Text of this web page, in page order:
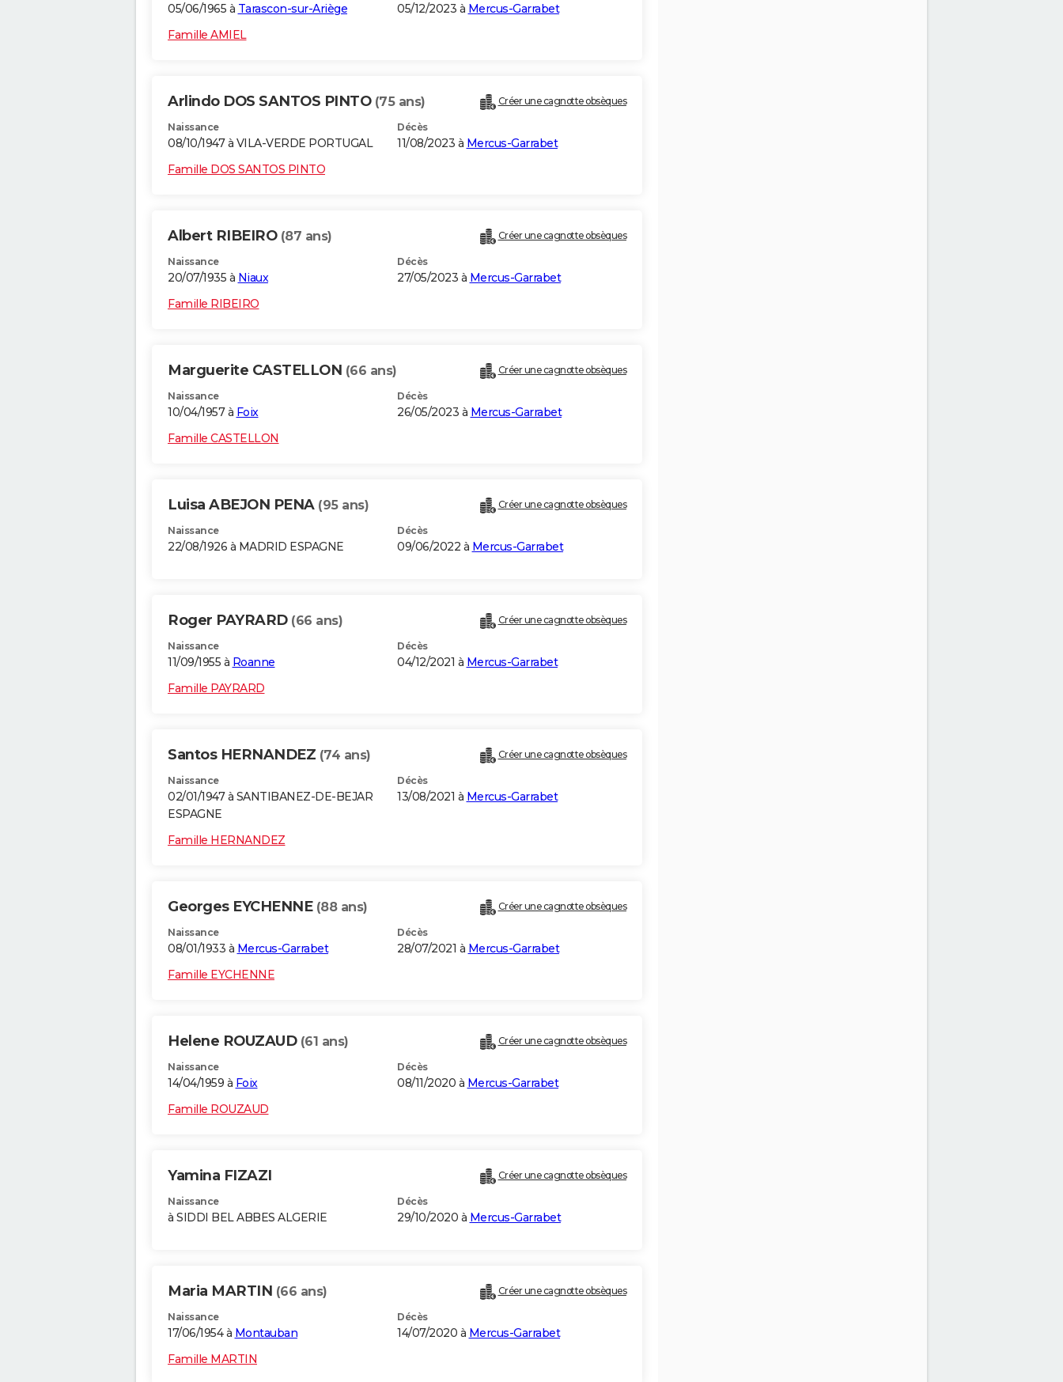
05/06/1965 à Tarascon-sur-Ariège 05/12/2023 à Mercus-Garrabet
Famille AMIEL
Arlindo DOS SANTOS PINTO (75 ans) Créer une cagnotte obsèques
Naissance
08/10/1947 à VILA-VERDE PORTUGAL
Décès
11/08/2023 à Mercus-Garrabet
Famille DOS SANTOS PINTO
Albert RIBEIRO (87 ans) Créer une cagnotte obsèques
Naissance
20/07/1935 à Niaux
Décès
27/05/2023 à Mercus-Garrabet
Famille RIBEIRO
Marguerite CASTELLON (66 ans) Créer une cagnotte obsèques
Naissance
10/04/1957 à Foix
Décès
26/05/2023 à Mercus-Garrabet
Famille CASTELLON
Luisa ABEJON PENA (95 ans) Créer une cagnotte obsèques
Naissance
22/08/1926 à MADRID ESPAGNE
Décès
09/06/2022 à Mercus-Garrabet
Roger PAYRARD (66 ans) Créer une cagnotte obsèques
Naissance
11/09/1955 à Roanne
Décès
04/12/2021 à Mercus-Garrabet
Famille PAYRARD
Santos HERNANDEZ (74 ans) Créer une cagnotte obsèques
Naissance
02/01/1947 à SANTIBANEZ-DE-BEJAR
ESPAGNE
Décès
13/08/2021 à Mercus-Garrabet
Famille HERNANDEZ
Georges EYCHENNE (88 ans) Créer une cagnotte obsèques
Naissance
08/01/1933 à Mercus-Garrabet
Décès
28/07/2021 à Mercus-Garrabet
Famille EYCHENNE
Helene ROUZAUD (61 ans) Créer une cagnotte obsèques
Naissance
14/04/1959 à Foix
Décès
08/11/2020 à Mercus-Garrabet
Famille ROUZAUD
Yamina FIZAZI Créer une cagnotte obsèques
Naissance
à SIDDI BEL ABBES ALGERIE
Décès
29/10/2020 à Mercus-Garrabet
Maria MARTIN (66 ans) Créer une cagnotte obsèques
Naissance
17/06/1954 à Montauban
Décès
14/07/2020 à Mercus-Garrabet
Famille MARTIN